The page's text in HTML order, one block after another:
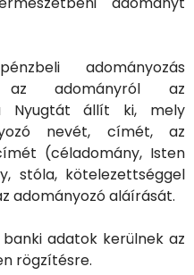
adományozás
az adományról az
Nyugtát állít ki, mely
nevét, címét, az
(céladomány, Isten
stóla, kötelezettséggel
adományozó aláírását.
adatok kerülnek az
rögzítésre.